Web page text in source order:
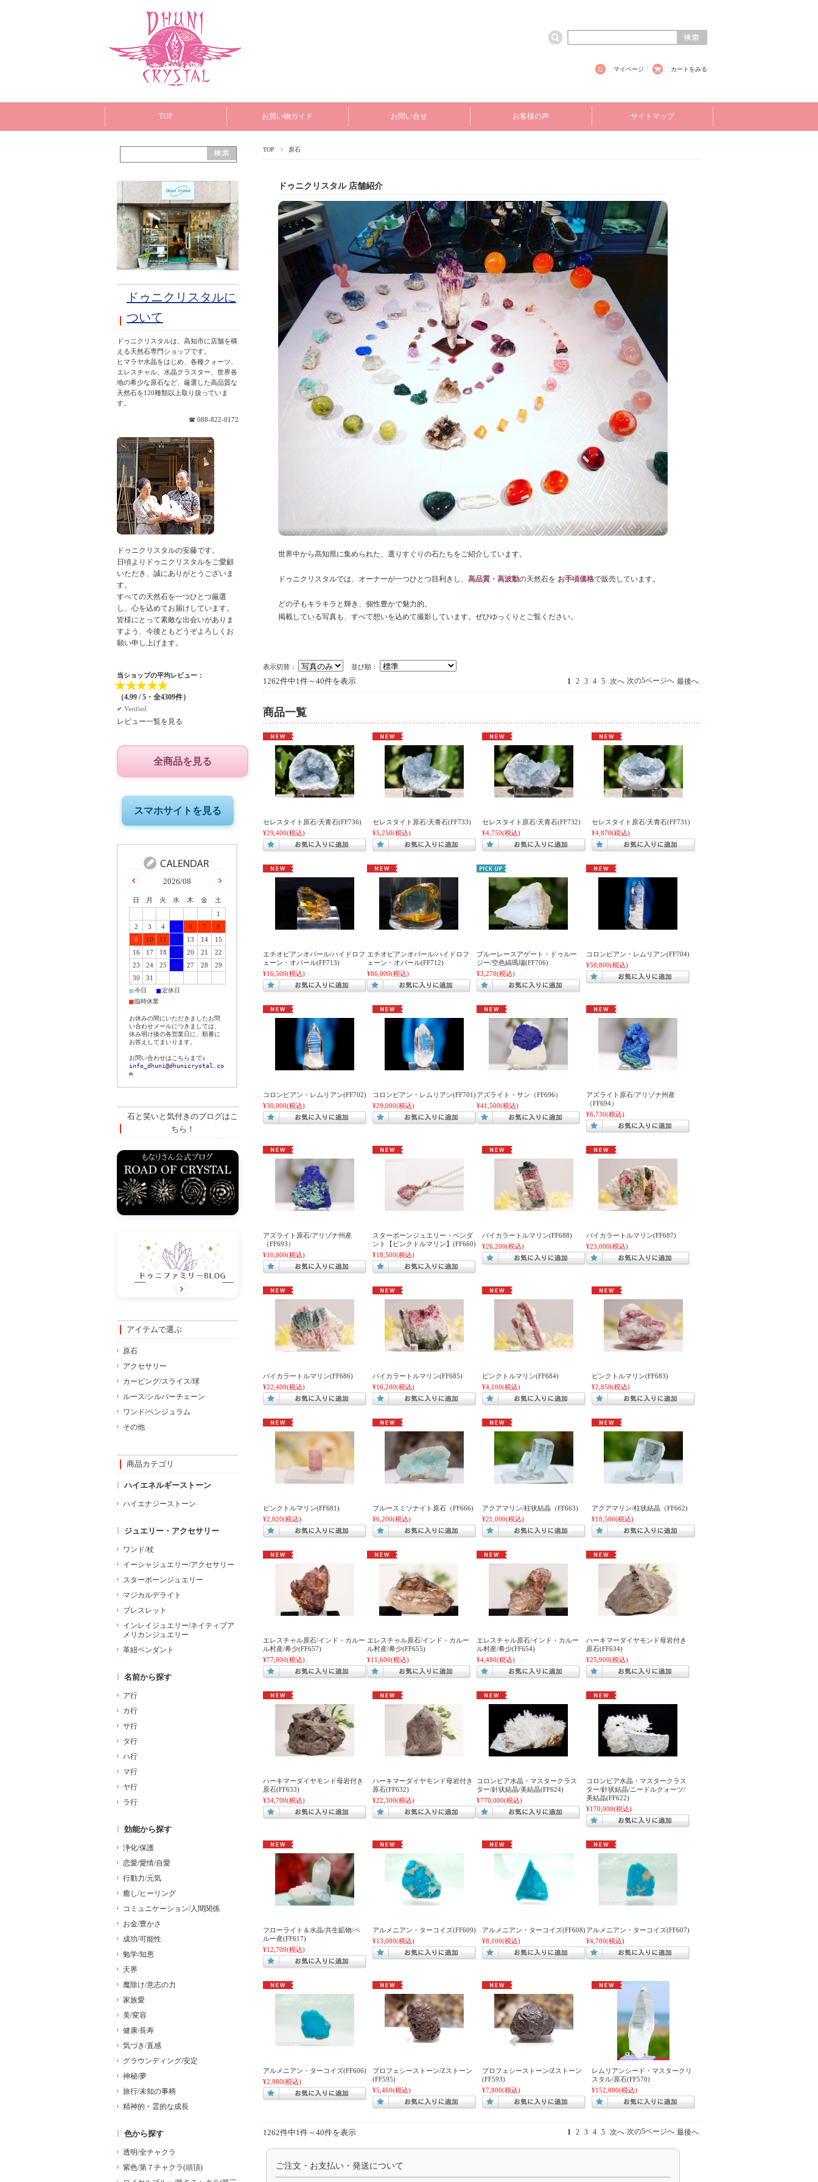
マイページ カートをみる
TOP お買い物ガイド お問い合せ お客様の声 サイトマップ
TOP 原石
ドゥニクリスタル 店舗紹介
世界中から高知県に集められた、選りすぐりの石たちをご紹介しています。
ドゥニクリスタルでは、オーナーが一つひとつ目利きし、 高品質・高波動の天然石を お手頃価格で販売しています。
どの子もキラキラと輝き、個性豊かで魅力的。
掲載している写真も、すべて想いを込めて撮影しています。ぜひゆっくりとご覧ください。
表示切替： 並び順：
1262件中1件～40件を表示 1 2 3 4 5 次へ 次の5ページへ 最後へ
商品一覧
セレスタイト原石/天青石(FF736)
¥29,400(税込)
セレスタイト原石/天青石(FF733)
¥5,250(税込)
セレスタイト原石/天青石(FF732)
¥4,750(税込)
セレスタイト原石/天青石(FF731)
¥4,870(税込)
エチオピアンオパール/ハイドロフ
ェーン・オパール(FF713)
¥16,500(税込)
エチオピアンオパール/ハイドロフ
ェーン・オパール(FF712)
¥86,000(税込)
ブルーレースアゲート・ドゥルー
ジー/空色縞瑪瑙(FF706)
¥3,270(税込)
コロンビアン・レムリアン(FF704)
¥58,800(税込)
コロンビアン・レムリアン(FF702)
¥30,000(税込)
コロンビアン・レムリアン(FF701)
¥29,000(税込)
アズライト・サン（FF696）
¥41,500(税込)
アズライト原石/アリゾナ州産
（FF694）
¥6,730(税込)
アズライト原石/アリゾナ州産
（FF693）
¥10,000(税込)
スターボーンジュエリー・ペンダ
ント【ピンクトルマリン】(FF660)
¥18,500(税込)
バイカラートルマリン(FF688)
¥26,200(税込)
バイカラートルマリン(FF687)
¥23,000(税込)
バイカラートルマリン(FF686)
¥22,400(税込)
バイカラートルマリン(FF685)
¥16,200(税込)
ピンクトルマリン(FF684)
¥4,100(税込)
ピンクトルマリン(FF683)
¥2,850(税込)
ピンクトルマリン(FF681)
¥2,020(税込)
ブルースミソナイト原石（FF666)
¥6,200(税込)
アクアマリン/柱状結晶（FF663)
¥21,000(税込)
アクアマリン/柱状結晶（FF662)
¥18,500(税込)
エレスチャル原石/インド・カルー
ル村産/希少(FF657)
¥77,000(税込)
エレスチャル原石/インド・カルー
ル村産/希少(FF655)
¥11,600(税込)
エレスチャル原石/インド・カルー
ル村産/希少(FF654)
¥4,480(税込)
ハーキマーダイヤモンド母岩付き
原石(FF634)
¥25,900(税込)
ハーキマーダイヤモンド母岩付き
原石(FF633)
¥34,700(税込)
ハーキマーダイヤモンド母岩付き
原石(FF632)
¥22,300(税込)
コロンビア水晶・マスタークラス
ター/針状結晶/美結晶(FF624)
¥770,000(税込)
コロンビア水晶・マスタークラス
ター/針状結晶/ニードルクォーツ/
美結晶(FF622)
¥170,000(税込)
フローライト＆水晶/共生鉱物/ペ
ルー産(FF617)
¥12,700(税込)
アルメニアン・ターコイズ(FF609)
¥13,080(税込)
アルメニアン・ターコイズ(FF608)
¥8,100(税込)
アルメニアン・ターコイズ(FF607)
¥4,700(税込)
アルメニアン・ターコイズ(FF606)
¥2,980(税込)
プロフェシーストーン/Zストーン
(FF595)
¥5,460(税込)
プロフェシーストーン/Zストーン
(FF593)
¥7,800(税込)
レムリアンシード・マスタークリ
スタル/原石(FF570)
¥152,000(税込)
1262件中1件～40件を表示 1 2 3 4 5 次へ 次の5ページへ 最後へ
ご注文・お支払い・発送について
ドゥニクリスタルに
ついて
ドゥニクリスタルは、高知市に店舗を構
える天然石専門ショップです。
ヒマラヤ水晶をはじめ、各種クォーツ、
エレスチャル、水晶クラスター、世界各
地の希少な原石など、厳選した高品質な
天然石を120種類以上取り扱っていま
す。
☎ 088-822-0172
ドゥニクリスタルの安藤です。
日頃よりドゥニクリスタルをご愛顧
いただき、誠にありがとうございま
す。
すべての天然石を一つひとつ厳選
し、心を込めてお届けしています。
皆様にとって素敵な出会いがありま
すよう、今後ともどうぞよろしくお
願い申し上げます。
当ショップの平均レビュー：
★★★★★
（4.99 / 5・全4309件）
✔︎ Verified
レビュー一覧を見る
全商品を見る
スマホサイトを見る
2026/08
日 月 火 水 木 金
土
1
2
3 4 5 6 7
8
9
10 11 12 13 14
15
16
17 18 19 20 21
22
23
24 25 26 27 28
29
30
31
■今日 ■定休日
■臨時休業
お休みの間にいただきましたお問
い合わせメールにつきましては、
休み明け後の各営業日に、順番に
お答えしてまいります。
お問い合わせはこちらまで↓
info_dhuni@dhunicrystal.co
m
石と笑いと気付きのブログはこ
ちら！
アイテムで選ぶ
原石
アクセサリー
カービング/スライス/球
ルース/シルバーチェーン
ワンド/ペンジュラム
その他
商品カテゴリ
ハイエネルギーストーン
ハイエナジーストーン
ジュエリー・アクセサリー
ワンド/杖
イーシャジュエリー/アクセサリー
スターボーンジュエリー
マジカルデライト
ブレスレット
インレイジュエリー/ネイティブア
メリカンジュエリー
革紐ペンダント
名前から探す
ア行
カ行
サ行
タ行
ハ行
マ行
ヤ行
ラ行
効能から探す
浄化/保護
恋愛/愛情/自愛
行動力/元気
癒し/ヒーリング
コミュニケーション/人間関係
お金/豊かさ
成功/可能性
勉学/知恵
天界
魔除け/意志の力
家族愛
美/変容
健康/長寿
気づき/直感
グラウンディング/安定
神秘/夢
旅行/未知の事柄
精神的・霊的な成長
色から探す
透明/全チャクラ
紫色/第７チャクラ(頭頂)